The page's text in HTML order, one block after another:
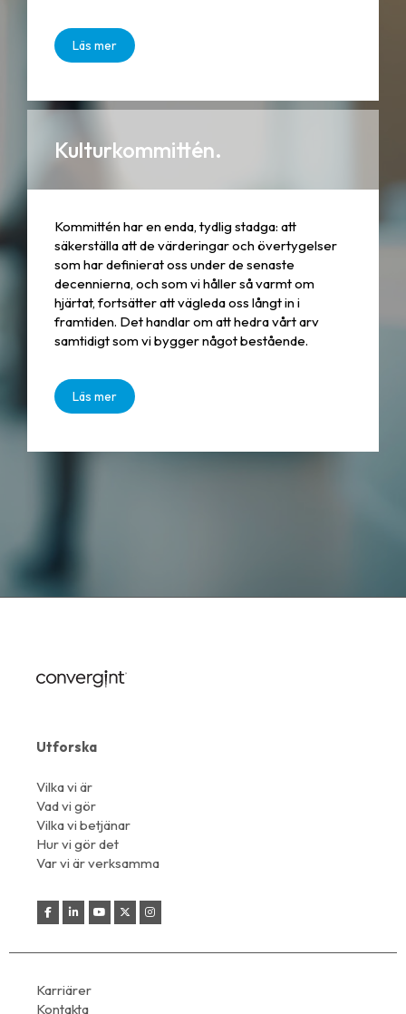
Läs mer
Kulturkommittén.
Kommittén har en enda, tydlig stadga: att
säkerställa att de värderingar och övertygelser
som har definierat oss under de senaste
decennierna, och som vi håller så varmt om
hjärtat, fortsätter att vägleda oss långt in i
framtiden. Det handlar om att hedra vårt arv
samtidigt som vi bygger något bestående.
Läs mer
Utforska
Vilka vi är
Vad vi gör
Vilka vi betjänar
Hur vi gör det
Var vi är verksamma
Karriärer
Kontakta